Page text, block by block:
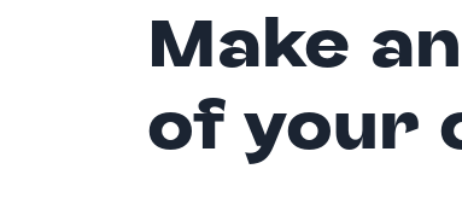
Make
of your